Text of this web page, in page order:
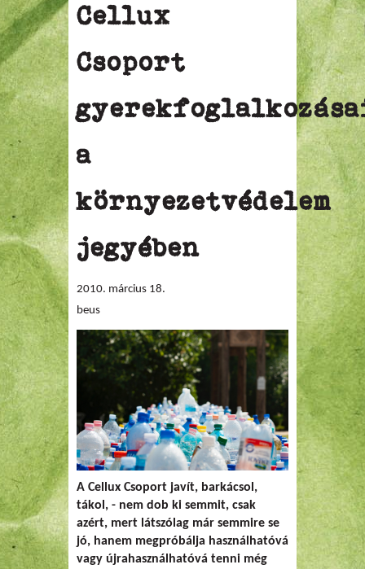
Cellux
Csoport
a
környezetvédelem
jegyében
2010. március 18.
beus
A Cellux Csoport javít, barkácsol,
tákol, - nem dob ki semmit, csak
azért, mert látszólag már semmire se
jó, hanem megpróbálja használhatóvá
vagy újrahasználhatóvá tenni még